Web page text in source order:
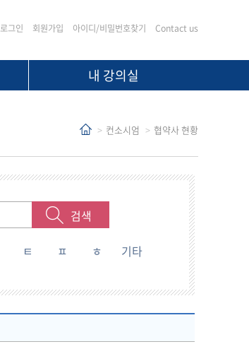
로그인 회원가입 아이디/비밀번호찾기 Contact us
내 강의실
컨소시엄 협약사 현황
검색
ㅌ ㅍ ㅎ 기타